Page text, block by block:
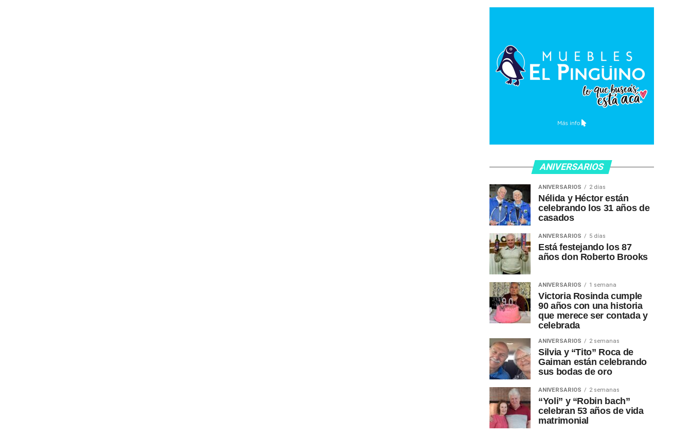
ANIVERSARIOS
ANIVERSARIOS 2 días
Nélida y Héctor están
celebrando los 31 años de
casados
ANIVERSARIOS 5 días
Está festejando los 87
años don Roberto Brooks
ANIVERSARIOS 1 semana
Victoria Rosinda cumple
90 años con una historia
que merece ser contada y
celebrada
ANIVERSARIOS 2 semanas
Silvia y “Tito” Roca de
Gaiman están celebrando
sus bodas de oro
ANIVERSARIOS 2 semanas
“Yoli” y “Robin bach”
celebran 53 años de vida
matrimonial